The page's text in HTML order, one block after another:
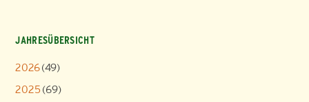
JAHRESÜBERSICHT
2026(49)
2025 (69)